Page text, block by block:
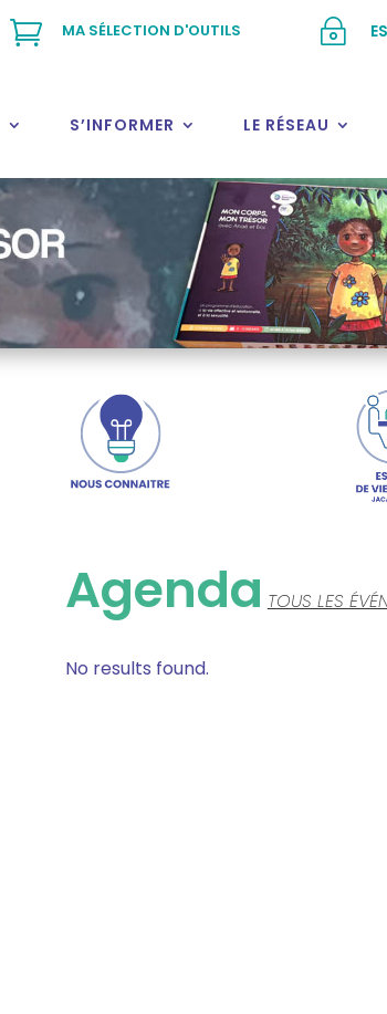
~
 MA SÉLECTION D'OUTILS
S’INFORMER LE RÉSEAU
Agenda TOUS LES
No results found.